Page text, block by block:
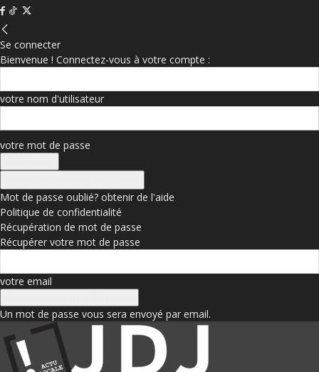
Se connecter
Bienvenue ! Connectez-vous à votre compte :
votre nom d'utilisateur
votre mot de passe
Mot de passe oublié? obtenir de l'aide
Politique de confidentialité
Récupération de mot de passe
Récupérer votre mot de passe
votre email
Un mot de passe vous sera envoyé par email.